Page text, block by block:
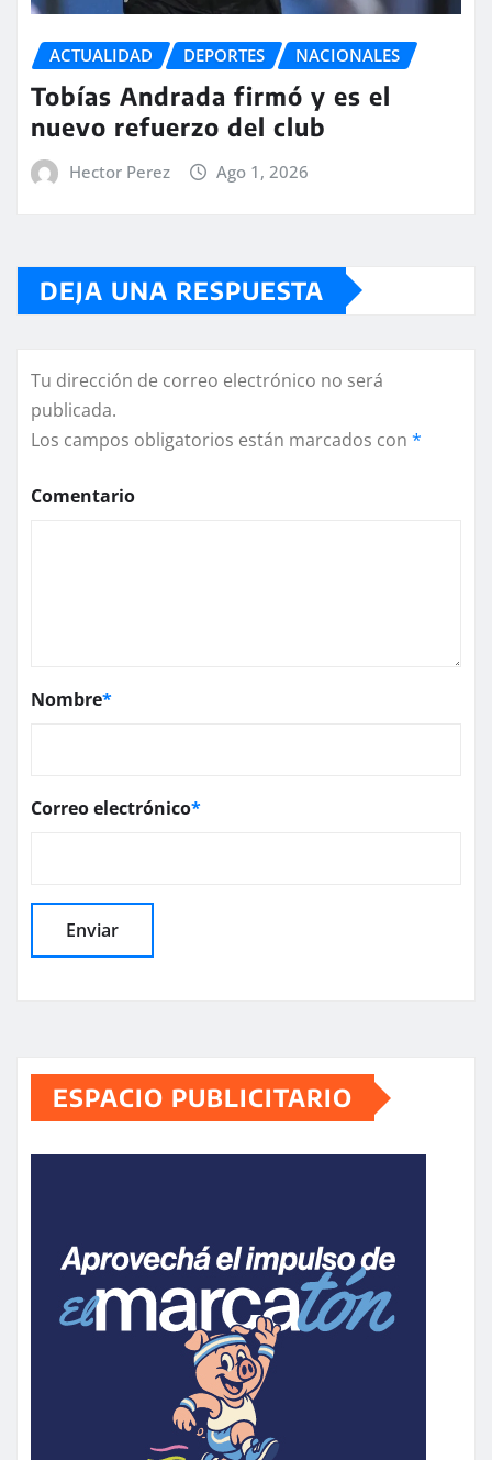
ACTUALIDAD DEPORTES NACIONALES
Tobías Andrada firmó y es el
nuevo refuerzo del club
Hector Perez Ago 1, 2026
DEJA UNA RESPUESTA
Tu dirección de correo electrónico no será
publicada.
Los campos obligatorios están marcados con *
Comentario
Nombre*
Correo electrónico*
ESPACIO PUBLICITARIO